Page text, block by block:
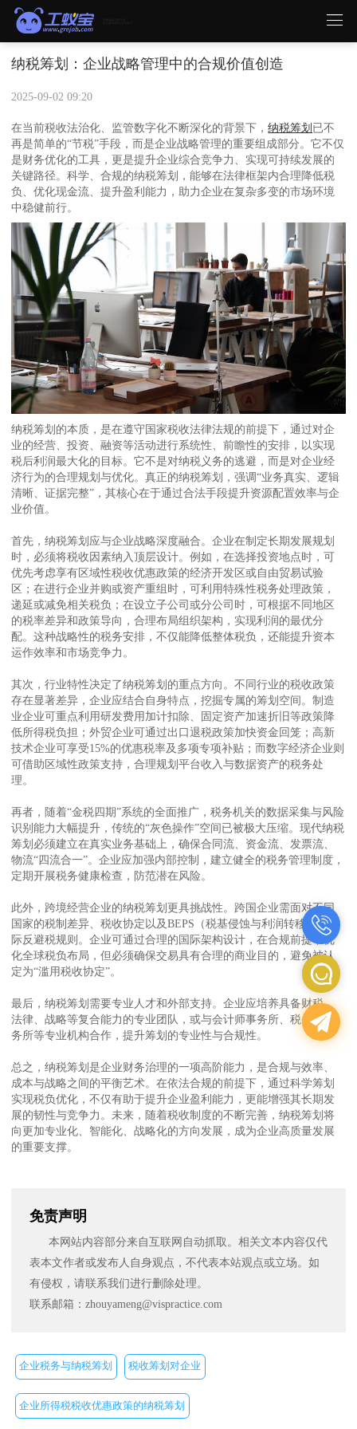
纳税筹划：企业战略管理中的合规价值创造
2025-09-02 09:20
在当前税收法治化、监管数字化不断深化的背景下，纳税筹划 已不
再是简单的“节税”手段，而是企业战略管理的重要组成部分。它不仅
是财务优化的工具，更是提升企业综合竞争力、实现可持续发展的
关键路径。科学、合规的纳税筹划，能够在法律框架内合理降低税
负、优化现金流、提升盈利能力，助力企业在复杂多变的市场环境
中稳健前行。
纳税筹划的本质，是在遵守国家税收法律法规的前提下，通过对企
业的经营、投资、融资等活动进行系统性、前瞻性的安排，以实现
税后利润最大化的目标。它不是对纳税义务的逃避，而是对企业经
济行为的合理规划与优化。真正的纳税筹划，强调“业务真实、逻辑
清晰、证据完整”，其核心在于通过合法手段提升资源配置效率与企
业价值。
首先，纳税筹划应与企业战略深度融合。企业在制定长期发展规划
时，必须将税收因素纳入顶层设计。例如，在选择投资地点时，可
优先考虑享有区域性税收优惠政策的经济开发区或自由贸易试验
区；在进行企业并购或资产重组时，可利用特殊性税务处理政策，
递延或减免相关税负；在设立子公司或分公司时，可根据不同地区
的税率差异和政策导向，合理布局组织架构，实现利润的最优分
配。这种战略性的税务安排，不仅能降低整体税负，还能提升资本
运作效率和市场竞争力。
其次，行业特性决定了纳税筹划的重点方向。不同行业的税收政策
存在显著差异，企业应结合自身特点，挖掘专属的筹划空间。制造
业企业可重点利用研发费用加计扣除、固定资产加速折旧等政策降
低所得税负担；外贸企业可通过出口退税政策加快资金回笼；高新
技术企业可享受15%的优惠税率及多项专项补贴；而数字经济企业则
可借助区域性政策支持，合理规划平台收入与数据资产的税务处
理。
再者，随着“金税四期”系统的全面推广，税务机关的数据采集与风险
识别能力大幅提升，传统的“灰色操作”空间已被极大压缩。现代纳税
筹划必须建立在真实业务基础上，确保合同流、资金流、发票流、
物流“四流合一”。企业应加强内部控制，建立健全的税务管理制度，
定期开展税务健康检查，防范潜在风险。
此外，跨境经营企业的纳税筹划更具挑战性。跨国企业需面对不同
国家的税制差异、税收协定以及BEPS（税基侵蚀与利润转移）等国
际反避税规则。企业可通过合理的国际架构设计，在合规前提下优
化全球税负布局，但必须确保交易具有合理的商业目的，避免被认
定为“滥用税收协定”。
最后，纳税筹划需要专业人才和外部支持。企业应培养具备财税、
法律、战略等复合能力的专业团队，或与会计师事务所、税务师事
务所等专业机构合作，提升筹划的专业性与合规性。
总之，纳税筹划是企业财务治理的一项高阶能力，是合规与效率、
成本与战略之间的平衡艺术。在依法合规的前提下，通过科学筹划
实现税负优化，不仅有助于提升企业盈利能力，更能增强其长期发
展的韧性与竞争力。未来，随着税收制度的不断完善，纳税筹划将
向更加专业化、智能化、战略化的方向发展，成为企业高质量发展
的重要支撑。
免责声明
本网站内容部分来自互联网自动抓取。相关文本内容仅代
表本文作者或发布人自身观点，不代表本站观点或立场。如
有侵权，请联系我们进行删除处理。
联系邮箱：zhouyameng@vispractice.com
企业税务与纳税筹划 税收筹划对企业
企业所得税税收优惠政策的纳税筹划